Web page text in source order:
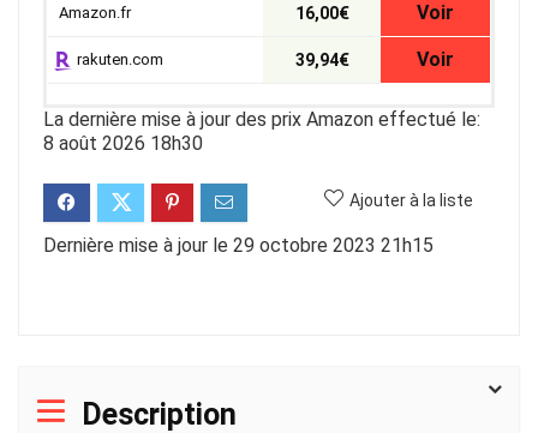
Amazon.fr 16,00€ Voir
rakuten.com 39,94€ Voir
La dernière mise à jour des prix Amazon effectué le:
8 août 2026 18h30
Ajouter à la liste
Dernière mise à jour le 29 octobre 2023 21h15
Description